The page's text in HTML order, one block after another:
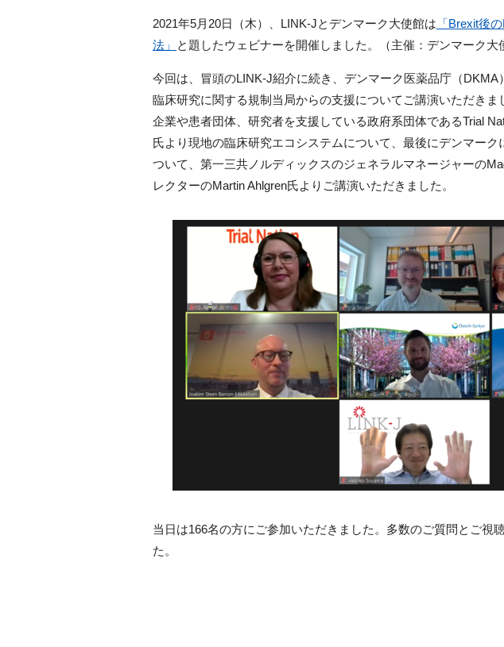
2021年5月 20日（木）、 LINK-Jとデンマーク大使館は 「Brexit後の
法」
と題したウェビナーを開催しました。（主催：デンマーク大
今回は、冒頭のLINK-J紹介に続き、デンマーク医薬品庁（DKMA
臨床研究に関する規制当局からの支援についてご講演いただきま
企業や患者団体、研究者を支援している政府系団体であるTrial
氏より現地の臨床研究エコシステムについて、最後にデンマーク
ついて、第一三共ノルディックスのジェネラルマネージャーの
レクターのMartin Ahlgren氏よりご講演いただきました。
当日は166名の方にご参加いただきました。多数のご質問とご視
た。